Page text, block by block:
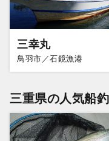
三幸丸
鳥羽市／石鏡漁港
三重県の人気船